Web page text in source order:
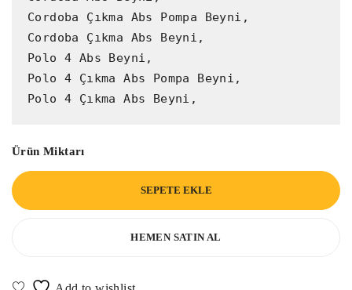
Cordoba Çıkma Abs Pompa Beyni,
Cordoba Çıkma Abs Beyni,
Polo 4 Abs Beyni,
Polo 4 Çıkma Abs Pompa Beyni,
Polo 4 Çıkma Abs Beyni,
Ürün Miktarı
SEPETE EKLE
HEMEN SATIN AL